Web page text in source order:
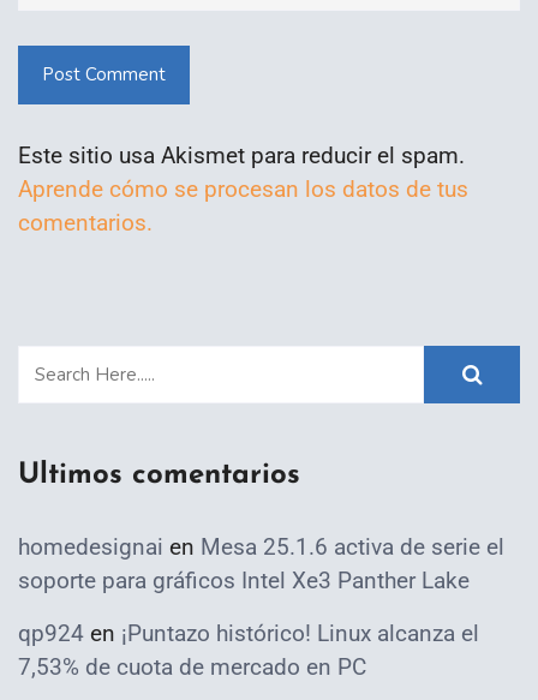
Post Comment
Este sitio usa Akismet para reducir el spam.
Aprende cómo se procesan los datos de tus
comentarios.
Ultimos comentarios
homedesignai en Mesa 25.1.6 activa de serie el
soporte para gráficos Intel Xe3 Panther Lake
qp924 en ¡Puntazo histórico! Linux alcanza el
7,53% de cuota de mercado en PC